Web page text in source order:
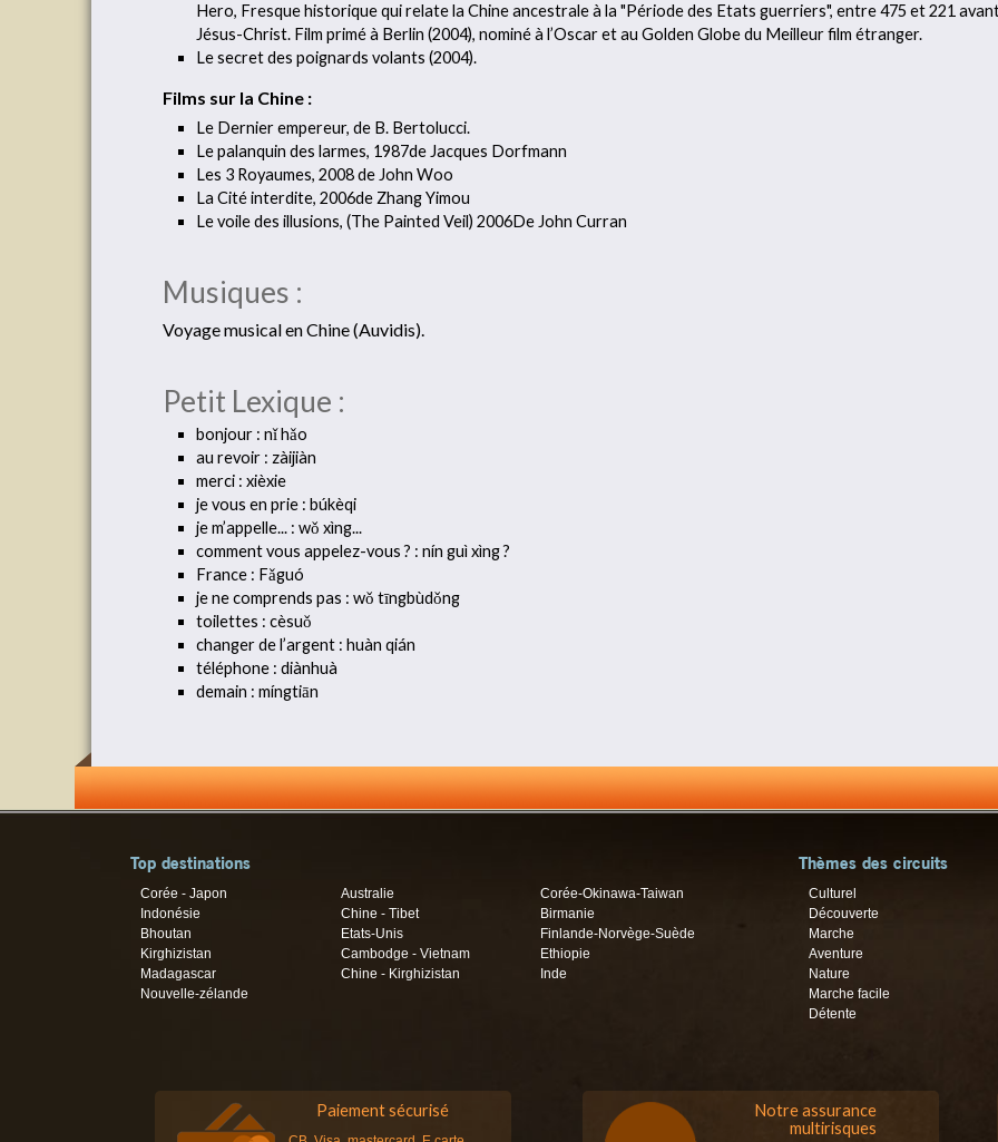
Hero, Fresque historique qui relate la Chine ancestrale à la "Période des Etats guerriers", entre 475 et 221
Jésus-Christ. Film primé à Berlin (2004), nominé à l’Oscar et au Golden Globe du Meilleur film étranger.
Le secret des poignards volants (2004).
Films sur la Chine :
Le Dernier empereur, de B. Bertolucci.
Le palanquin des larmes, 1987de Jacques Dorfmann
Les 3 Royaumes, 2008 de John Woo
La Cité interdite, 2006de Zhang Yimou
Le voile des illusions, (The Painted Veil) 2006De John Curran
Musiques :
Voyage musical en Chine (Auvidis).
Petit Lexique :
bonjour : nǐ hǎo
au revoir : zàijiàn
merci : xièxie
je vous en prie : búkèqi
je m’appelle... : wǒ xìng...
comment vous appelez-vous ? : nín guì xìng ?
France : Fǎguó
je ne comprends pas : wǒ tīngbùdǒng
toilettes : cèsuǒ
changer de l’argent : huàn qián
téléphone : diànhuà
demain : míngtiān
Top destinations
Corée - Japon Australie
Corée-Okinawa-Taiwan
Indonésie
Chine - Tibet
Birmanie
Bhoutan
Etats-Unis
Finlande-Norvège-Suède
Kirghizistan
Cambodge - Vietnam
Ethiopie
Madagascar
Chine - Kirghizistan
Inde
Nouvelle-zélande
Thèmes des circuits
Culturel
Découverte
Marche
Aventure
Nature
Marche facile
Détente
Paiement sécurisé
Notre assurance
multirisques